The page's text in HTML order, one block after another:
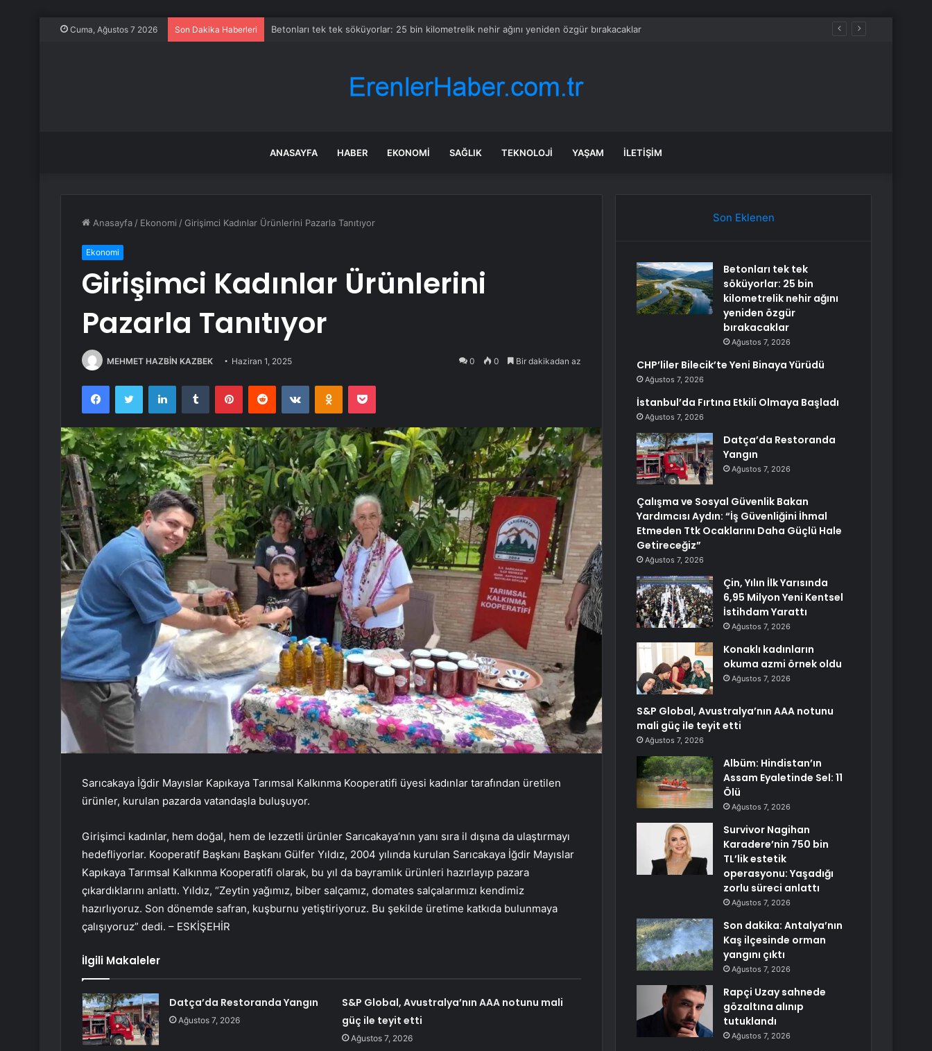
Cuma, Ağustos 7 2026 Son Dakika Haberleri CHP’liler Bilecik’te Yeni Binaya Yürüdü
ANASAYFA HABER EKONOMI SAĞLIK TEKNOLOJI YAŞAM İLETIŞIM
Anasayfa / Ekonomi / Girişimci Kadınlar Ürünlerini Pazarla Tanıtıyor
Ekonomi
Girişimci Kadınlar Ürünlerini
Pazarla Tanıtıyor
MEHMET HAZBİN KAZBEK Haziran 1, 2025 0 0 Bir dakikadan az
FacebookTwitter LinkedInTumblr PinterestReddit VKontakteOdnoklassniki
Pocket
Sarıcakaya İğdir Mayıslar Kapıkaya Tarımsal Kalkınma Kooperatifi üyesi kadınlar tarafından üretilen
ürünler, kurulan pazarda vatandaşla buluşuyor.
Girişimci kadınlar, hem doğal, hem de lezzetli ürünler Sarıcakaya’nın yanı sıra il dışına da ulaştırmayı
hedefliyorlar. Kooperatif Başkanı Başkanı Gülfer Yıldız, 2004 yılında kurulan Sarıcakaya İğdir Mayıslar
Kapıkaya Tarımsal Kalkınma Kooperatifi olarak, bu yıl da bayramlık ürünleri hazırlayıp pazara
çıkardıklarını anlattı. Yıldız, “Zeytin yağımız, biber salçamız, domates salçalarımızı kendimiz
hazırlıyoruz. Son dönemde safran, kuşburnu yetiştiriyoruz. Bu şekilde üretime katkıda bulunmaya
çalışıyoruz” dedi. – ESKİŞEHİR
İlgili Makaleler
Datça’da Restoranda Yangın
Ağustos 7, 2026
S&P Global, Avustralya’nın AAA notunu mali
güç ile teyit etti
Ağustos 7, 2026
Son Eklenen
Betonları tek tek
söküyorlar: 25 bin
kilometrelik nehir ağını
yeniden özgür
bırakacaklar
Ağustos 7, 2026
CHP’liler Bilecik’te Yeni Binaya Yürüdü
Ağustos 7, 2026
İstanbul’da Fırtına Etkili Olmaya Başladı
Ağustos 7, 2026
Datça’da Restoranda
Yangın
Ağustos 7, 2026
Çalışma ve Sosyal Güvenlik Bakan
Yardımcısı Aydın: “İş Güvenliğini İhmal
Etmeden Ttk Ocaklarını Daha Güçlü Hale
Getireceğiz”
Ağustos 7, 2026
Çin, Yılın İlk Yarısında
6,95 Milyon Yeni Kentsel
İstihdam Yarattı
Ağustos 7, 2026
Konaklı kadınların
okuma azmi örnek oldu
Ağustos 7, 2026
S&P Global, Avustralya’nın AAA notunu
mali güç ile teyit etti
Ağustos 7, 2026
Albüm: Hindistan’ın
Assam Eyaletinde Sel: 11
Ölü
Ağustos 7, 2026
Survivor Nagihan
Karadere’nin 750 bin
TL’lik estetik
operasyonu: Yaşadığı
zorlu süreci anlattı
Ağustos 7, 2026
Son dakika: Antalya’nın
Kaş ilçesinde orman
yangını çıktı
Ağustos 7, 2026
Rapçi Uzay sahnede
gözaltına alınıp
tutuklandı
Ağustos 7, 2026